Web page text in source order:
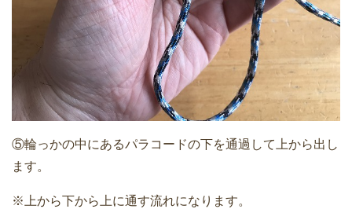
⑤輪っかの中にあるパラコードの下を通過して上から出し
ます。
※上から下から上に通す流れになります。